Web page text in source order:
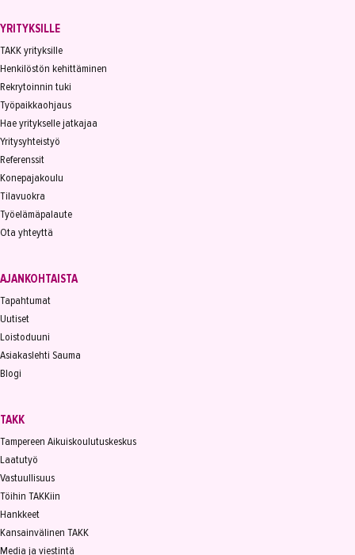
YRITYKSILLE
TAKK yrityksille
Henkilöstön kehittäminen
Rekrytoinnin tuki
Työpaikkaohjaus
Hae yritykselle jatkajaa
Yritysyhteistyö
Referenssit
Konepajakoulu
Tilavuokra
Työelämäpalaute
Ota yhteyttä
AJANKOHTAISTA
Tapahtumat
Uutiset
Loistoduuni
Asiakaslehti Sauma
Blogi
TAKK
Tampereen Aikuiskoulutuskeskus
Laatutyö
Vastuullisuus
Töihin TAKKiin
Hankkeet
Kansainvälinen TAKK
Media ja viestintä